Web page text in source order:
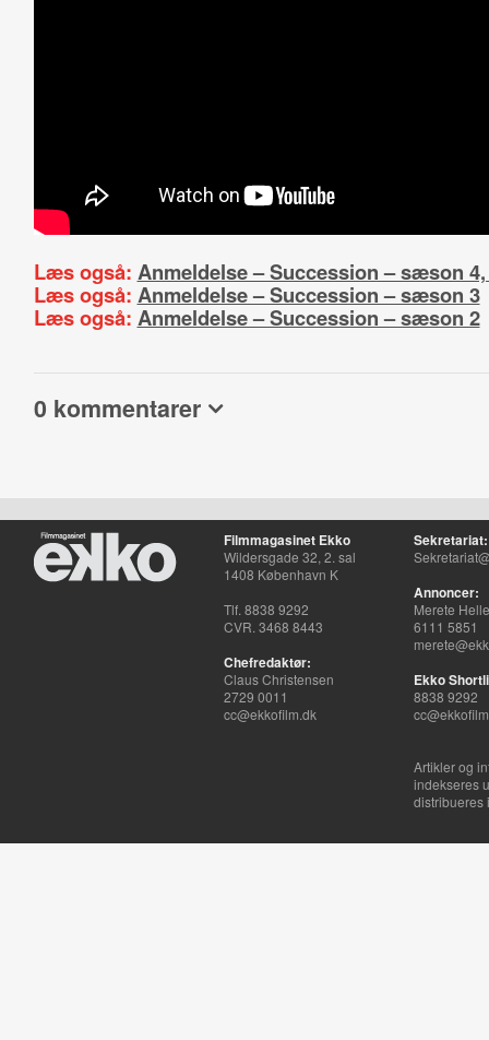
Læs også: Anmeldelse – Succession – sæson
Læs også: Anmeldelse – Succession – sæson 3
Læs også: Anmeldelse – Succession – sæson 2
0 kommentarer
Filmmagasinet Ekko
Wildersgade 32, 2. sal
1408 København K
Tlf. 8838 9292
CVR. 3468 8443
Chefredaktør:
Claus Christensen
2729 0011
cc@ekkofilm.dk
Sekretariat:
Annoncer:
Merete
6111 5851
Ekko
8838 9292
Artikler og
indekseres
distribueres